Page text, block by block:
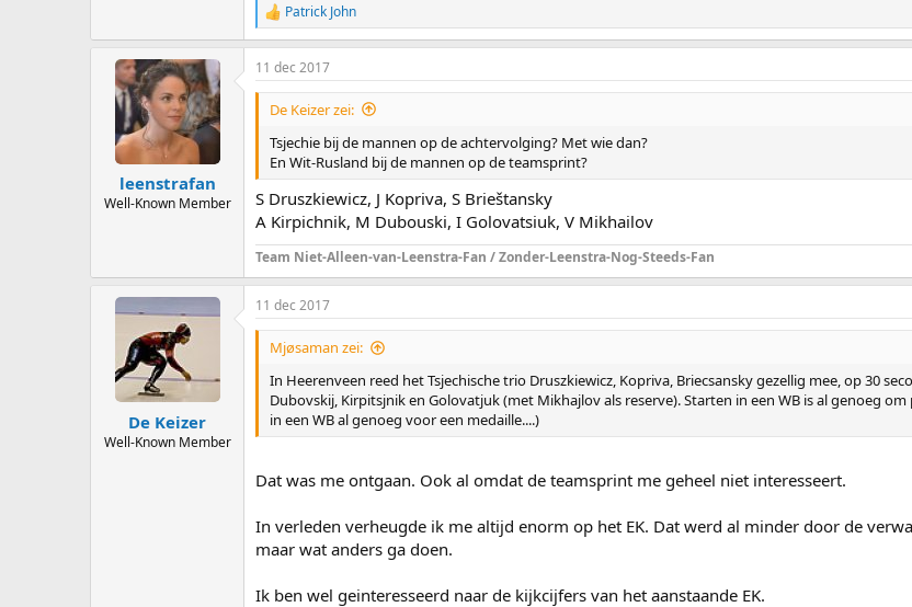
R
e
a
c
t
n
:
Patrick John
leenstrafan
Well-Known Member
11 dec 2017
De Keizer zei:
Tsjechie bij de mannen op de achtervolging? Met wie dan?
En Wit-Rusland bij de mannen op de teamsprint?
S Druszkiewicz, J Kopriva, S Brieštansky
A Kirpichnik, M Dubouski, I Golovatsiuk, V Mikhailov
Team Niet-Alleen-van-Leenstra-Fan / Zonder-Leenstra-Nog-Steeds-Fan
De Keizer
Well-Known Member
11 dec 2017
Mjøsaman zei:
In Heerenveen reed het Tsjechische trio Druszkiewicz, Kopriva, Briecsansky gezellig mee, op 30
Dubovskij, Kirpitsjnik en Golovatjuk (met Mikhajlov als reserve). Starten in een WB is al genoeg
in een WB al genoeg voor een medaille....)
Dat was me ontgaan. Ook al omdat de teamsprint me geheel niet interesseert.
In verleden verheugde ik me altijd enorm op het EK. Dat werd al minder door de
maar wat anders ga doen.
Ik ben wel geinteresseerd naar de kijkcijfers van het aanstaande EK.